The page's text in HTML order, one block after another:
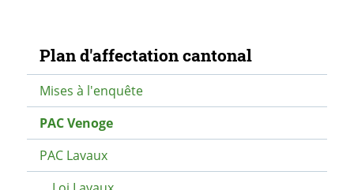
Navigation secondaire
Plan d'affectation cantonal
Mises à l'enquête
PAC Venoge
PAC Lavaux